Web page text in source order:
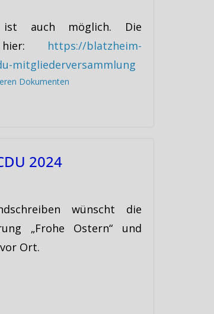
auch möglich. Die
hier: https://blatzheim-
mitgliederversammlung
Dokumenten
2024
wünscht die
„Frohe Ostern“ und
Ort.